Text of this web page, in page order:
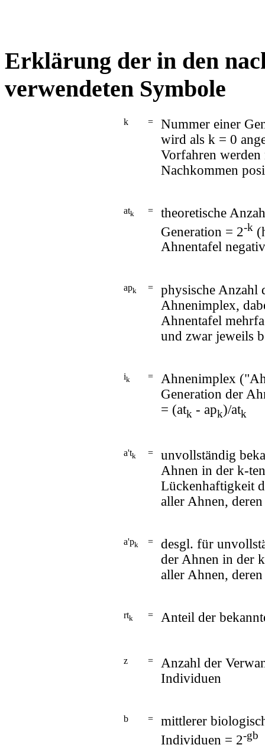
Erklärung der in den
verwendeten Symbole
k =
Nummer einer
wird als k = 0
Vorfahren werden
Nachkommen
atk =
theoretische
Generation = 2-k
Ahnentafel
apk =
physische Anzahl
Ahnenimplex,
Ahnentafel
und zwar jeweils
ik =
Ahnenimplex
Generation der
= (atk - apk)/atk
a'tk =
unvollständig
Ahnen in der k-
Lückenhaftigkeit
aller Ahnen,
a'pk =
desgl. für
der Ahnen in der
aller Ahnen,
rtk = Anteil der
z =
Anzahl der
Individuen
b =
mittlerer
Individuen = 2-gb